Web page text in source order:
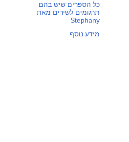
כל הספרים שיש בהם
תרגומים לשירים מאת
Stephany
מידע נוסף